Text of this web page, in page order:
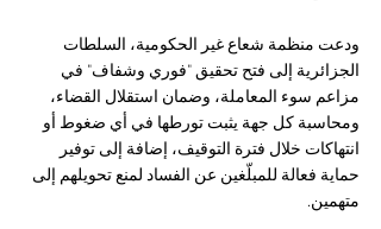
ودعت منظمة شعاع غير الحكومية، السلطات
الجزائرية إلى فتح تحقيق "فوري وشفاف" في
مزاعم سوء المعاملة، وضمان استقلال القضاء،
ومحاسبة كل جهة يثبت تورطها في أي ضغوط أو
انتهاكات خلال فترة التوقيف، إضافة إلى توفير
حماية فعالة للمبلّغين عن الفساد لمنع تحويلهم إلى
متهمين.